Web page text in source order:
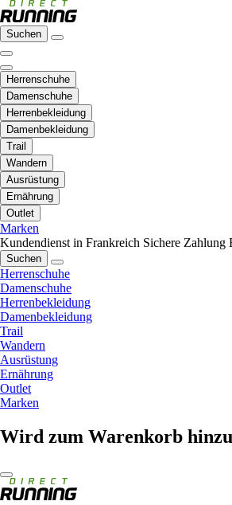
Suchen
Herrenschuhe
Damenschuhe
Herrenbekleidung
Damenbekleidung
Trail
Wandern
Ausrüstung
Ernährung
Outlet
Marken
Kundendienst in Frankreich Sichere Zahlung
Suchen
Herrenschuhe
Damenschuhe
Herrenbekleidung
Damenbekleidung
Trail
Wandern
Ausrüstung
Ernährung
Outlet
Marken
Wird zum Warenkorb